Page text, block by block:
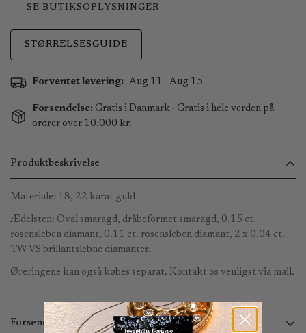
SE BUTIKSOPLYSNINGER
STØRRELSESGUIDE
Forventet levering: Aug 11 - Aug 15
Forsendelse: Gratis i Danmark · Gratis i hele verden på
ordrer over 10.000 kr.
Produktbeskrivelse
Materiale: 18, 22 karat guld
Ædelsten: Oval smaragd, dråbeformet smaragd, 0.15 ct.
rosensleben diamant, 0.11 ct. rosensleben diamant, 2 x 0.04 ct.
TW VS brillantslebne diamanter.
Øreringene kan også købes separat. Kontakt os venligst via mail.
Forsendelse og returnering